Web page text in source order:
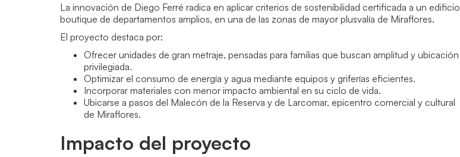
La innovación de Diego Ferré radica en aplicar criterios de sostenibilidad certificada a un edificio
boutique de departamentos amplios, en una de las zonas de mayor plusvalía de Miraflores.
El proyecto destaca por:
Ofrecer unidades de gran metraje, pensadas para familias que buscan amplitud y ubicación
privilegiada.
Optimizar el consumo de energía y agua mediante equipos y griferías eficientes.
Incorporar materiales con menor impacto ambiental en su ciclo de vida.
Ubicarse a pasos del Malecón de la Reserva y de Larcomar, epicentro comercial y cultural
de Miraflores.
Impacto del proyecto